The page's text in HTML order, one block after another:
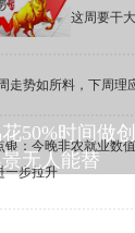
这周要干
走势如所料，下周理
银：今晚非农就业数
一步拉升
50%时间做
无人能替